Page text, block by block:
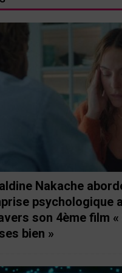
Nakache
psychologique
son 4ème film «
bien »